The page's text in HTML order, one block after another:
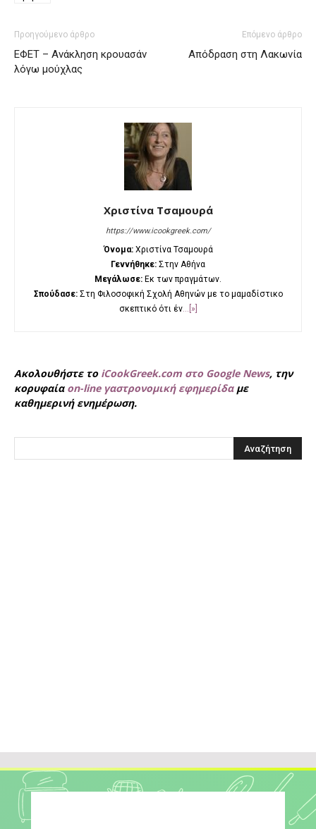
Προηγούμενο άρθρο
ΕΦΕΤ – Ανάκληση κρουασάν
λόγω μούχλας
Επόμενο άρθρο
Απόδραση στη Λακωνία
Χριστίνα Τσαμουρά
https://www.icookgreek.com/
Όνομα:Χριστίνα Τσαμουρά
Γεννήθηκε: Στην Αθήνα
Μεγάλωσε: Εκ των πραγμάτων.
Σπούδασε:Στη Φιλοσοφική Σχολή Αθηνών με το μαμαδίστικο
σκεπτικό ότι έν...[»]
Ακολουθήστε το iCookGreek.com στο Google News, την
κορυφαία on-line γαστρονομική εφημερίδαμε
καθημερινή ενημέρωση.